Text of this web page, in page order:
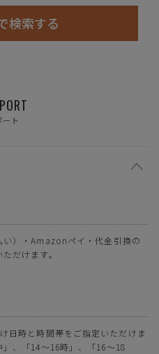
検索する
ート
）・Amazonペイ・代金引換の
だけます。
日時と時間帯をご指定いただけま
、「14～16時」、「16～18